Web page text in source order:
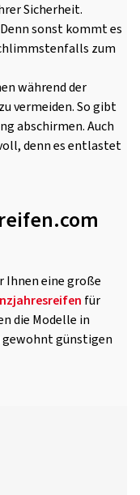
Sicherheit.
sonst kommt es
zum
während der
vermeiden. So gibt
abschirmen. Auch
denn es entlastet
Ihnen eine große
für
die Modelle in
gewohnt günstigen